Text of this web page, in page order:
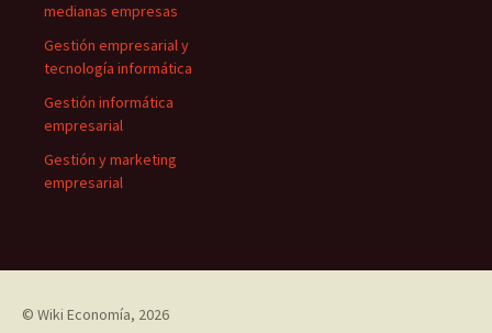
medianas empresas
Gestión empresarial y
tecnología informática
Gestión informática
empresarial
Gestión y marketing
empresarial
© Wiki Economía, 2026